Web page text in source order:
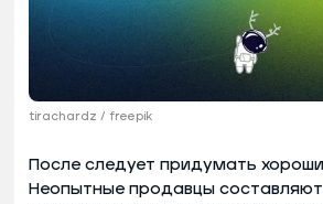
tirachardz / freepik
После следует придумать
Неопытные продавцы